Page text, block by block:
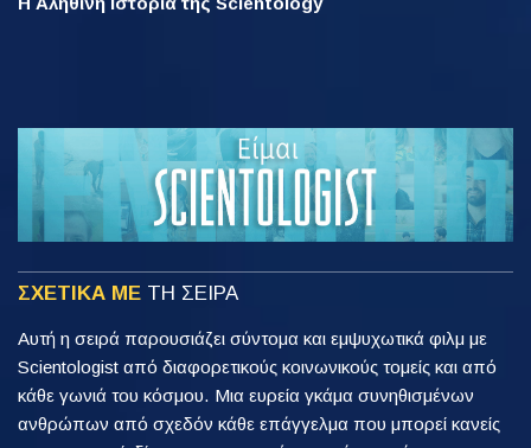
ΣΧΕΤΙΚΑ ΜΕ ΤΗ ΣΕΙΡΑ
Αυτή η σειρά παρουσιάζει σύντομα και εμψυχωτικά φιλμ με
Scientologist από διαφορετικούς κοινωνικούς τομείς και από
κάθε γωνιά του κόσμου. Μια ευρεία γκάμα συνηθισμένων
ανθρώπων από σχεδόν κάθε επάγγελμα που μπορεί κανείς